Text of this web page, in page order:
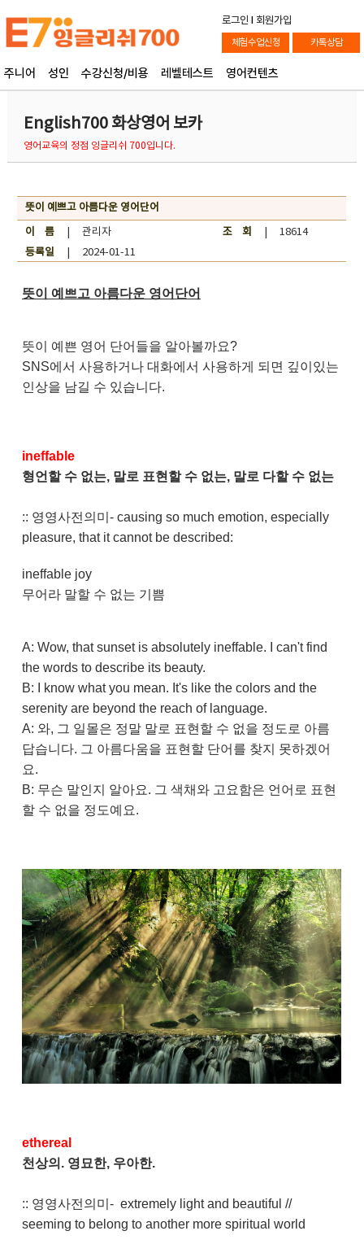
로그인 l 회원가입
체험수업신청 카톡상담
주니어 성인 수강신청/비용 레벨테스트 영어컨텐츠
English700 화상영어 보카
영어교육의 정점 잉글리쉬 700입니다.
뜻이 예쁘고 아름다운 영어단어
이 름| 관리자 조 회
| 18614
등록일| 2024-01-11
뜻이 예쁘고 아름다운 영어단어
뜻이 예쁜 영어 단어들을 알아볼까요?
SNS에서 사용하거나 대화에서 사용하게 되면 깊이있는
인상을 남길 수 있습니다.
ineffable
형언할 수 없는, 말로 표현할 수 없는, 말로 다할 수 없는
:: 영영사전의미- causing so much emotion, especially
pleasure, that it cannot be described:
ineffable joy
무어라 말할 수 없는 기쁨
A: Wow, that sunset is absolutely ineffable. I can't find
the words to describe its beauty.
B: I know what you mean. It's like the colors and the
serenity are beyond the reach of language.
A: 와, 그 일몰은 정말 말로 표현할 수 없을 정도로 아름
답습니다. 그 아름다움을 표현할 단어를 찾지 못하겠어
요.
B: 무슨 말인지 알아요. 그 색채와 고요함은 언어로 표현
할 수 없을 정도예요.
ethereal
천상의. 영묘한, 우아한.
:: 영영사전의미- extremely light and beautiful //
seeming to belong to another more spiritual world